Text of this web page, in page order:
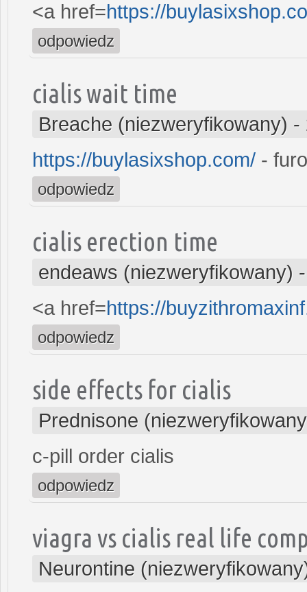
<a href=https://
odpowiedz
cialis wait time
Breache (niezweryfikowany) -
https://buylasixshop.com/ -
odpowiedz
cialis erection time
endeaws (niezweryfikowany)
<a href=https://
odpowiedz
side effects for cialis
Prednisone
c-pill order cialis
odpowiedz
viagra vs cialis real life
Neurontine